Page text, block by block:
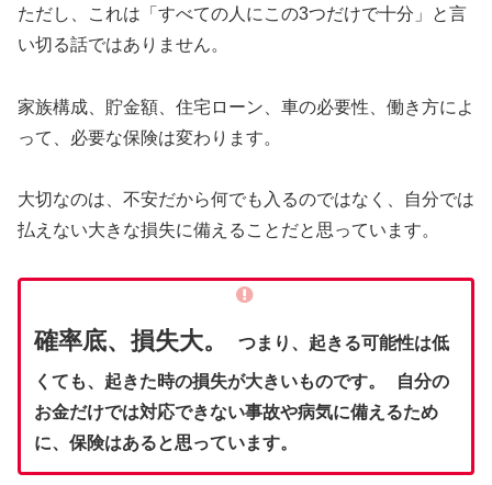
ただし、これは「すべての人にこの3つだけで十分」と言
い切る話ではありません。
家族構成、貯金額、住宅ローン、車の必要性、働き方によ
って、必要な保険は変わります。
大切なのは、不安だから何でも入るのではなく、自分では
払えない大きな損失に備えることだと思っています。
確率底、損失大。 つまり、起きる可能性は低
くても、起きた時の損失が大きいものです。 自分の
お金だけでは対応できない事故や病気に備えるため
に、保険はあると思っています。